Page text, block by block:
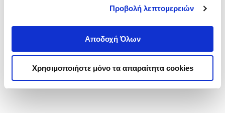
Προβολή λεπτομερειών
Αποδοχή Όλων
Χρησιμοποιήστε μόνο τα απαραίτητα cookies